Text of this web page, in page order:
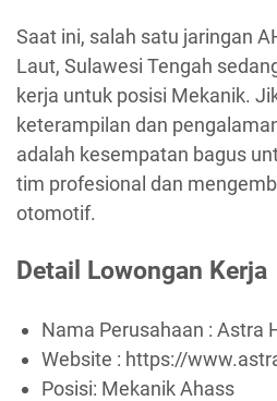
Saat ini, salah satu jaringan
Laut, Sulawesi Tengah
kerja untuk posisi Mekanik.
keterampilan dan
adalah kesempatan bagus
tim profesional dan
otomotif.
Detail Lowongan Kerja
Nama Perusahaan : Astra
Website : https://
Posisi: Mekanik Ahass